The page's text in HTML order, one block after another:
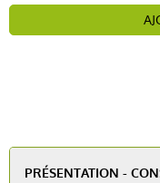
PRÉSENTATION -